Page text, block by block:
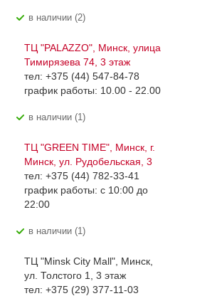
В наличии (2)
ТЦ "PALAZZO", Минск, улица
Тимирязева 74, 3 этаж
тел: +375 (44) 547-84-78
график работы: 10.00 - 22.00
В наличии (1)
ТЦ "GREEN TIME", Минск, г.
Минск, ул. Рудобельская, 3
тел: +375 (44) 782-33-41
график работы: с 10:00 до
22:00
В наличии (1)
ТЦ "Minsk City Mall", Минск,
ул. Толстого 1, 3 этаж
тел: +375 (29) 377-11-03